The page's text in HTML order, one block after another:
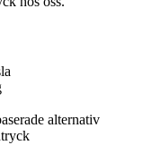
alternativ